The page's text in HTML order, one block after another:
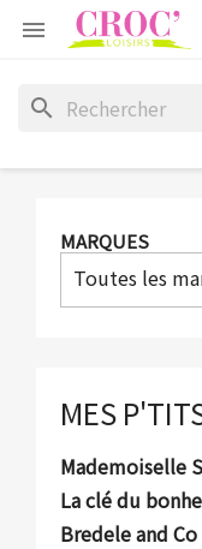

search
MARQUES
Toutes les
MES
Mademoiselle
La clé du
Bredele and Co